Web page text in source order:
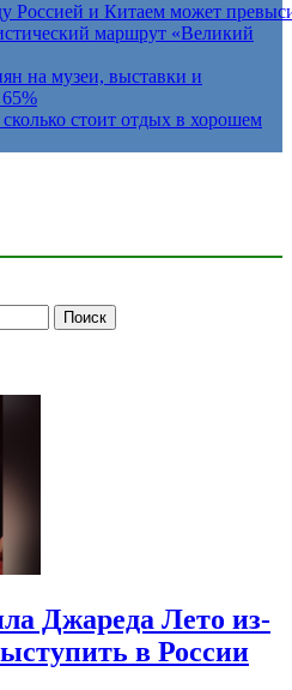
Россией и Китаем может
маршрут «Великий
на музеи, выставки и
стоит отдых в хорошем
Джареда Лето из-
в России